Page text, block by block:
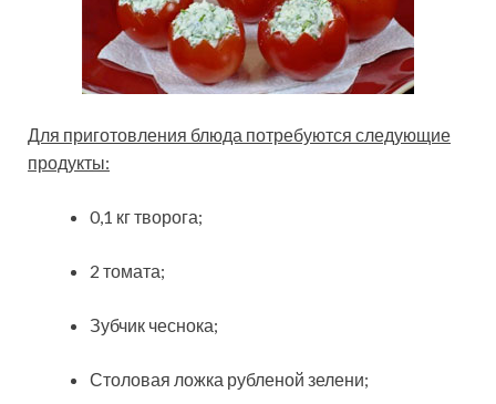
Для приготовления блюда потребуются следующие
продукты:
0,1 кг творога;
2 томата;
Зубчик чеснока;
Столовая ложка рубленой зелени;